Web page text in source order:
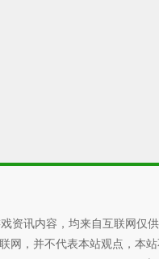
资讯内容，均来自互联网仅
网，并不代表本站观点，本